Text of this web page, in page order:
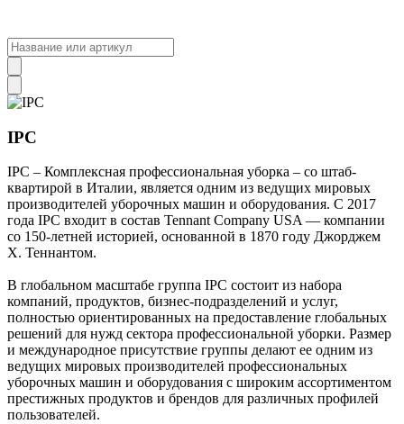
IPC
IPC – Комплексная профессиональная уборка – со штаб-
квартирой в Италии, является одним из ведущих мировых
производителей уборочных машин и оборудования. С 2017
года IPC входит в состав Tennant Company USA — компании
со 150-летней историей, основанной в 1870 году Джорджем
Х. Теннантом.
В глобальном масштабе группа IPC состоит из набора
компаний, продуктов, бизнес-подразделений и услуг,
полностью ориентированных на предоставление глобальных
решений для нужд сектора профессиональной уборки. Размер
и международное присутствие группы делают ее одним из
ведущих мировых производителей профессиональных
уборочных машин и оборудования с широким ассортиментом
престижных продуктов и брендов для различных профилей
пользователей.